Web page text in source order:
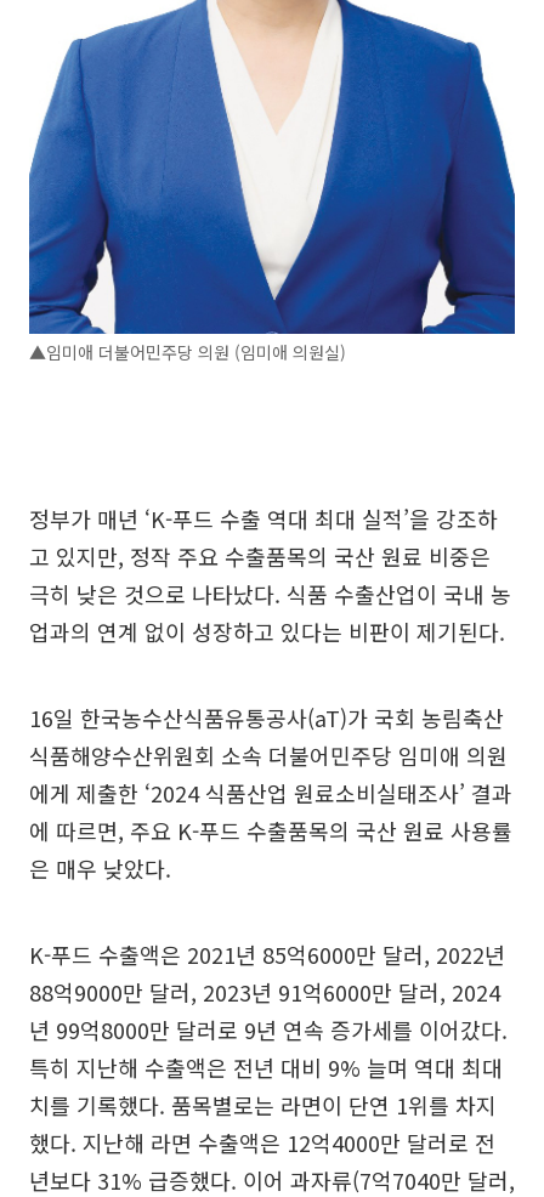
▲임미애 더불어민주당 의원 (임미애 의원실)
정부가 매년 ‘K-푸드 수출 역대 최대 실적’을 강조하
고 있지만, 정작 주요 수출품목의 국산 원료 비중은
극히 낮은 것으로 나타났다. 식품 수출산업이 국내 농
업과의 연계 없이 성장하고 있다는 비판이 제기된다.
16일 한국농수산식품유통공사(aT)가 국회 농림축산
식품해양수산위원회 소속 더불어민주당 임미애 의원
에게 제출한 ‘2024 식품산업 원료소비실태조사’ 결과
에 따르면, 주요 K-푸드 수출품목의 국산 원료 사용률
은 매우 낮았다.
K-푸드 수출액은 2021년 85억6000만 달러, 2022년
88억9000만 달러, 2023년 91억6000만 달러, 2024
년 99억8000만 달러로 9년 연속 증가세를 이어갔다.
특히 지난해 수출액은 전년 대비 9% 늘며 역대 최대
치를 기록했다. 품목별로는 라면이 단연 1위를 차지
했다. 지난해 라면 수출액은 12억4000만 달러로 전
년보다 31% 급증했다. 이어 과자류(7억7040만 달러,